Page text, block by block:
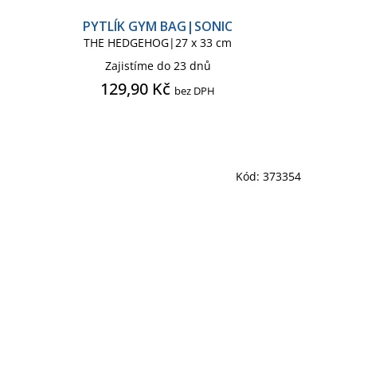
PYTLÍK GYM BAG|SONIC
THE HEDGEHOG|27 x 33 cm
Zajistíme do 23 dnů
129,90 Kč bez DPH
Kód: 373354